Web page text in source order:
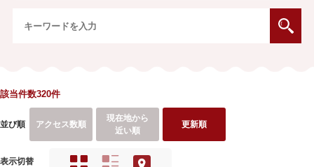
該当件数320件
並び順 アクセス数順
現在地から
近い順
更新順
表示切替